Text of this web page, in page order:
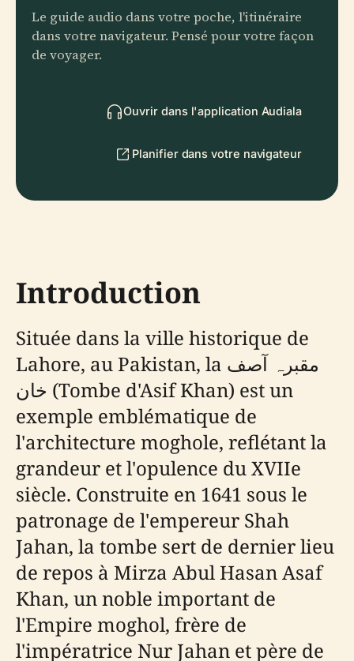
Le guide audio dans votre poche, l'itinéraire
dans votre navigateur. Pensé pour votre façon
de voyager.
Ouvrir dans l'application Audiala
Planifier dans votre navigateur
Introduction
Située dans la ville historique de
Lahore, au Pakistan, la مقبرہ آصف
خان (Tombe d'Asif Khan) est un
exemple emblématique de
l'architecture moghole, reflétant la
grandeur et l'opulence du XVIIe
siècle. Construite en 1641 sous le
patronage de l'empereur Shah
Jahan, la tombe sert de dernier lieu
de repos à Mirza Abul Hasan Asaf
Khan, un noble important de
l'Empire moghol, frère de
l'impératrice Nur Jahan et père de